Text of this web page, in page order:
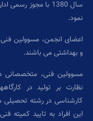
نمود.
اعضای انجمن، مسوولین
و بهداشتی می باشند.
مسوولین فنی، متخصصانی
نظارت بر تولید در
کارشناسی در رشته تحصیلی
این افراد به تایید کمیته